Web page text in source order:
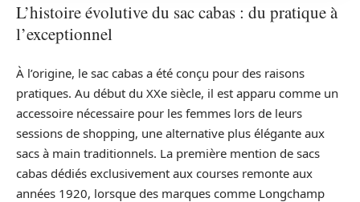
L’histoire évolutive du sac cabas : du pratique à
l’exceptionnel
À l’origine, le sac cabas a été conçu pour des raisons
pratiques. Au début du XXe siècle, il est apparu comme un
accessoire nécessaire pour les femmes lors de leurs
sessions de shopping, une alternative plus élégante aux
sacs à main traditionnels. La première mention de sacs
cabas dédiés exclusivement aux courses remonte aux
années 1920, lorsque des marques comme Longchamp